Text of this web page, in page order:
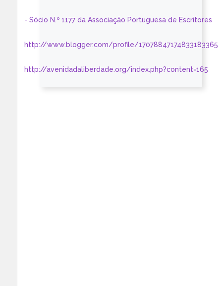
- Sócio N.º 1177 da Associação Portuguesa de Escritores
http://www.blogger.com/profile/17078847174833183365
http://avenidadaliberdade.org/index.php?content=165